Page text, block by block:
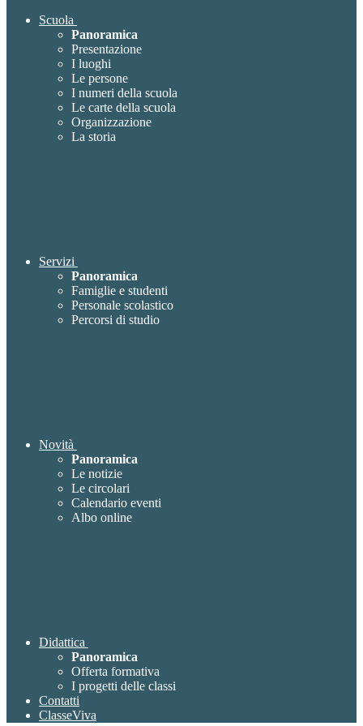
Scuola
Panoramica
Presentazione
I luoghi
Le persone
I numeri della scuola
Le carte della scuola
Organizzazione
La storia
Servizi
Panoramica
Famiglie e studenti
Personale scolastico
Percorsi di studio
Novità
Panoramica
Le notizie
Le circolari
Calendario eventi
Albo online
Didattica
Panoramica
Offerta formativa
I progetti delle classi
Contatti
ClasseViva